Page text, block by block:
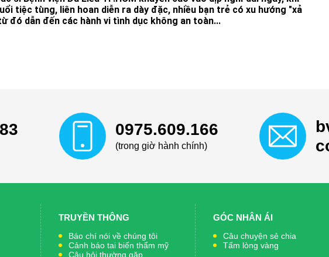
tiệc tùng, liên hoan diễn ra dày đặc, nhiều bạn trẻ có xu hướng "xả
đó dẫn đến các hành vi tình dục không an toàn...
0975.609.166
(trong giờ hành chính)
TRUYỀN THÔNG
Báo chí nói về chúng tôi
Cảnh báo tai biến thẩm mỹ
Câu hỏi thường gặp
GÓC NHÂN ÁI
Câu chuyện sẻ chia
Tấm lòng vàng